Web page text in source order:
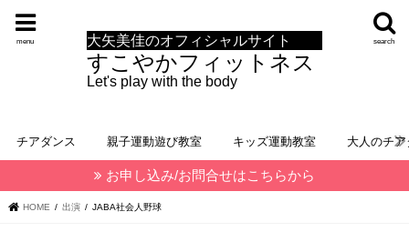
大矢美佳のオフィシャルサイト
すこやかフィットネス
Let's play with the body
search
menu
チアダンス 親子運動遊び教室 キッズ運動教室 大人のチ
お申し込み/お問合せはこちらから
HOME 出演 JABA社会人野球